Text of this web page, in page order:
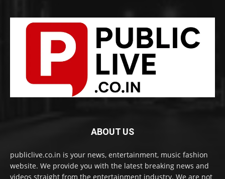
ABOUT US
publiclive.co.in is your news, entertainment, music fashion
website. We provide you with the latest breaking news and
videos straight from the entertainment industry. We are not